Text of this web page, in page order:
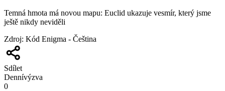
Temná hmota má novou mapu: Euclid ukazuje vesmír, který jsme
ještě nikdy neviděli
Zdroj: Kód Enigma - Čeština
Sdílet
Dennívýzva
0